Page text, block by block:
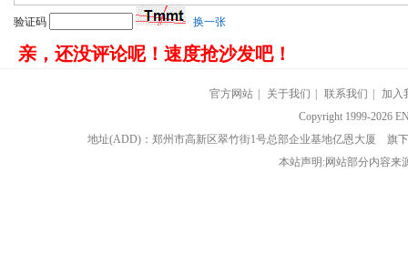
验证码 换一张
亲，还没评论呢！速度抢沙发吧！
官方网站 关于我们 联系我们
加入
Copyright 1999-2026
地址(ADD)：郑州市高新区翠竹街1号总部企业基地亿恩大厦 旗
本站声明:网站部分内容来